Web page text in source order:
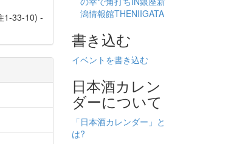
1-33-10) -
潟情報館THENIIGATA
書き込む
イベントを書き込む
日本酒カレン
ダーについて
「日本酒カレンダー」と
は?